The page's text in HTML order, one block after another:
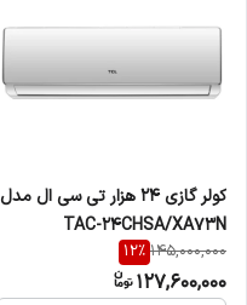
کولر گازی 24 هزار تی سی ال مدل
TAC-24CHSA/XA73N
145,000,000
12%
127,600,000